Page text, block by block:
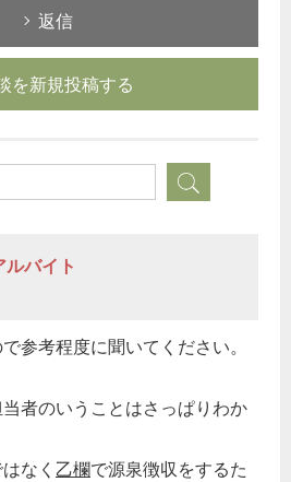
返信
を新規投稿する
バイト
参考程度に聞いてください。
者のいうことはさっぱりわか
なく 乙欄で源泉徴収をするた